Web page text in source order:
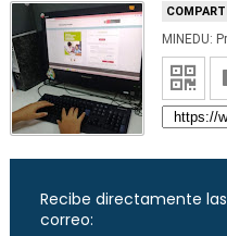
Recibe directamente
correo: